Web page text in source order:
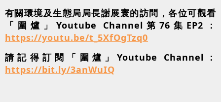
有關環境及生態局局長謝展寰的訪問，各位可觀看
「圍爐」Youtube Channel第76集EP2：
https://youtu.be/t_5XfOgTzq0
請記得訂閱「圍爐」Youtube Channel：
https://bit.ly/3anWuIQ